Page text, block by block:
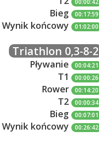
00:00:42
Bieg 00:17:59
Wynik końcowy 01:02:00
Triathlon 0,3-8-2
Pływanie 00:04:21
T1 00:00:26
Rower 00:14:20
T2 00:00:34
Bieg 00:07:01
Wynik końcowy 00:26:42